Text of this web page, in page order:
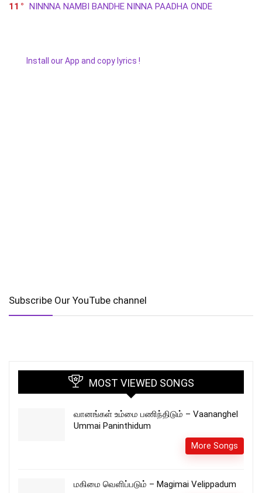
11 NINNNA NAMBI BANDHE NINNA PAADHA ONDE
Install our App and copy lyrics !
Subscribe Our YouTube channel
MOST VIEWED SONGS
வானங்கள் உம்மை பணிந்திடும் – Vaananghel
Ummai Paninthidum
More Songs
மகிமை வெளிப்படும் – Magimai Velippadum